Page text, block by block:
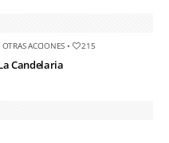
OTRAS ACCIONES • 215
Candelaria